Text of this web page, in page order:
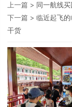
上一篇 > 同一航线
下一篇 > 临近起飞
干货